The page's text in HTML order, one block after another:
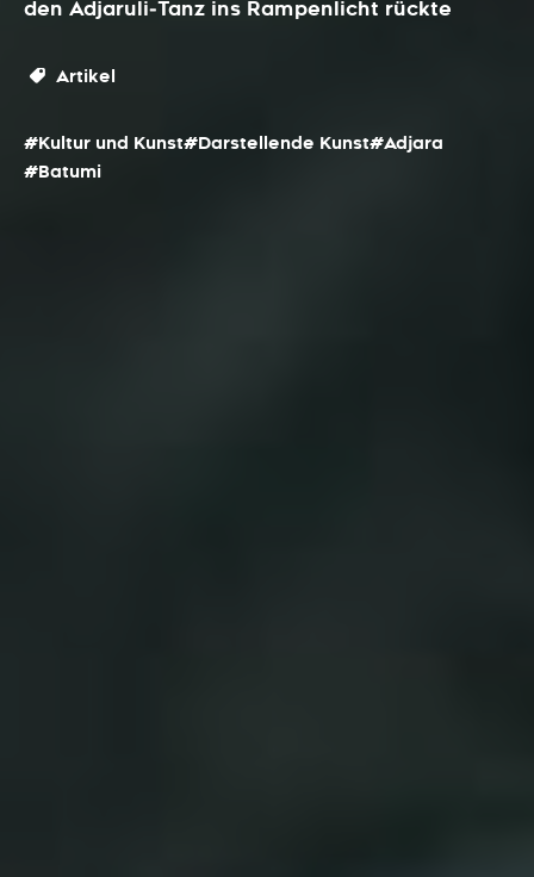
den Adjaruli‑Tanz ins Rampenlicht rückte
Artikel
#Kultur und Kunst#Darstellende Kunst#Adjara
#Batumi